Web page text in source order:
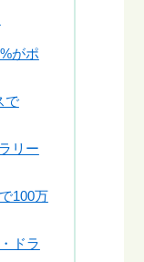
がポ
で
リー
100万
ドラ